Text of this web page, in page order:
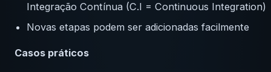
Integração Contínua (C.I = Continuous Integration)
Novas etapas podem ser adicionadas facilmente
Casos práticos